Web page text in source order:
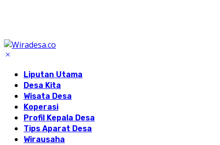
Liputan Utama
Desa Kita
Wisata Desa
Koperasi
Profil Kepala Desa
Tips Aparat Desa
Wirausaha